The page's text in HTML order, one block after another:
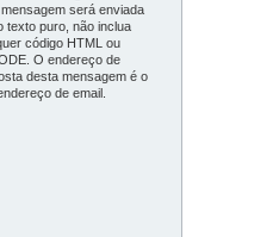
será enviada
texto puro, não inclua
código HTML ou
O endereço de
desta mensagem é o
de email.